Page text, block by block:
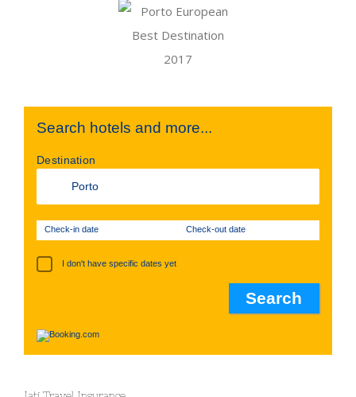
Search hotels and more...
Destination
Check-in date Check-out date
I don't have specific dates yet